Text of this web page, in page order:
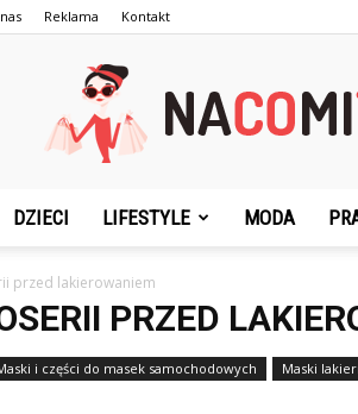
Reklama Kontakt
DZIECI LIFESTYLE MODA
przed lakierowaniem
PRZED
i części do masek samochodowych Maski